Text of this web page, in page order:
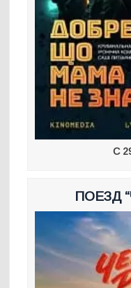
С
ПОЕЗД